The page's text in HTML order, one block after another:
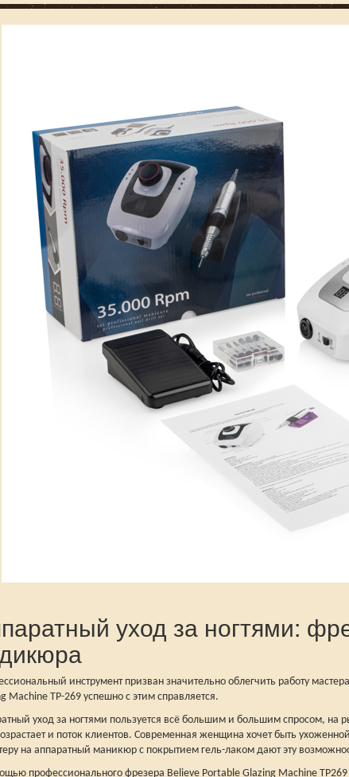
уход за ногтями:
инструмент призван значительно облегчить работу
Machine TP-269 успешно с этим справляется.
уход за ногтями пользуется всё большим и большим спросом, на
и поток клиентов. Современная женщина хочет быть
на аппаратный маникюр с покрытием гель-лаком дают эту
профессионального фрезера Believe Portable Glazing Machine